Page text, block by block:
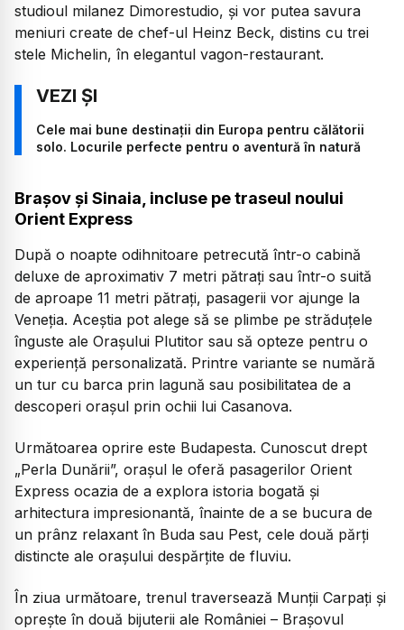
studioul milanez Dimorestudio, și vor putea savura
meniuri create de chef-ul Heinz Beck, distins cu trei
stele Michelin, în elegantul vagon-restaurant.
Cele mai bune destinații din Europa pentru călătorii
solo. Locurile perfecte pentru o aventură în natură
Brașov și Sinaia, incluse pe traseul noului
Orient Express
După o noapte odihnitoare petrecută într-o cabină
deluxe de aproximativ 7 metri pătrați sau într-o suită
de aproape 11 metri pătrați, pasagerii vor ajunge la
Veneția. Aceștia pot alege să se plimbe pe străduțele
înguste ale Orașului Plutitor sau să opteze pentru o
experiență personalizată. Printre variante se numără
un tur cu barca prin lagună sau posibilitatea de a
descoperi orașul prin ochii lui Casanova.
Următoarea oprire este Budapesta. Cunoscut drept
„Perla Dunării”, orașul le oferă pasagerilor Orient
Express ocazia de a explora istoria bogată și
arhitectura impresionantă, înainte de a se bucura de
un prânz relaxant în Buda sau Pest, cele două părți
distincte ale orașului despărțite de fluviu.
În ziua următoare, trenul traversează Munții Carpați și
oprește în două bijuterii ale României – Brașovul